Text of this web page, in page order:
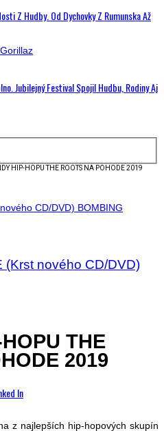
Z Hudby. Od Dychovky Z Rumunska Až
Jubilejný Festival Spojil Hudbu, Rodiny Aj
HIP-HOPU THE ROOTS NA POHODE 2019
(Krst nového CD/DVD)
THE
2019
In
z najlepších hip-hopových skupín